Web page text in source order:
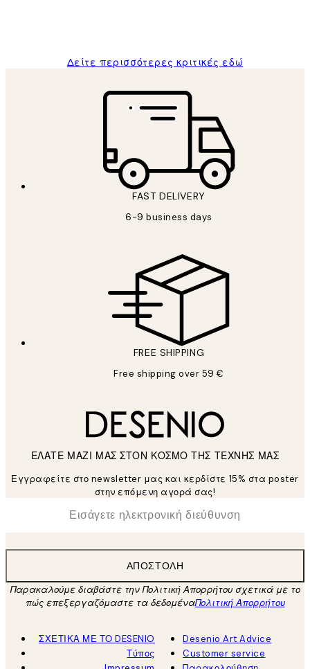
Δείτε περισσότερες κριτικές εδώ
FAST DELIVERY
6-9 business days
FREE SHIPPING
Free shipping over 59 €
ΕΛΑΤΕ ΜΑΖΙ ΜΑΣ ΣΤΟΝ ΚΟΣΜΟ ΤΗΣ ΤΕΧΝΗΣ ΜΑΣ
Εγγραφείτε στο newsletter μας και κερδίστε 15% στα poster
στην επόμενη αγορά σας!
Ηλεκτρονική Διεύθυνση
ΑΠΟΣΤΟΛΉ
Παρακαλούμε διαβάστε την Πολιτική Απορρήτου σχετικά με το
πώς επεξεργαζόμαστε τα δεδομέναΠολιτική Απορρήτου
ΣΧΕΤΙΚΑ ΜΕ ΤΟ DESENIO
Τύπος
Desenio Art Advice
Customer service